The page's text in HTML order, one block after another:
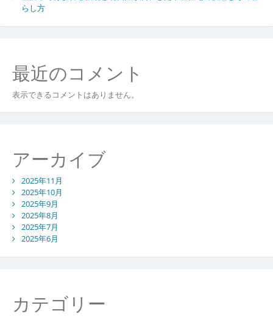
らし方
最近のコメント
表示できるコメントはありません。
アーカイブ
2025年11月
2025年10月
2025年9月
2025年8月
2025年7月
2025年6月
カテゴリー